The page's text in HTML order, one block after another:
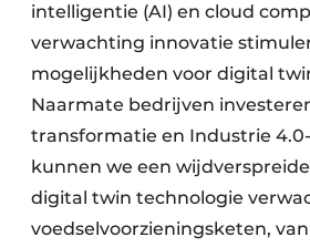
intelligentie (AI) en cloud
verwachting innovatie
mogelijkheden voor digital
Naarmate bedrijven
transformatie en Industrie
kunnen we een
digital twin technologie
voedselvoorzieningsketen,